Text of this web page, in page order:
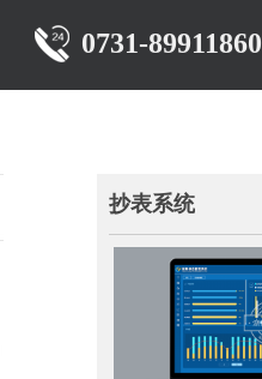
0731-89911860
抄表系统